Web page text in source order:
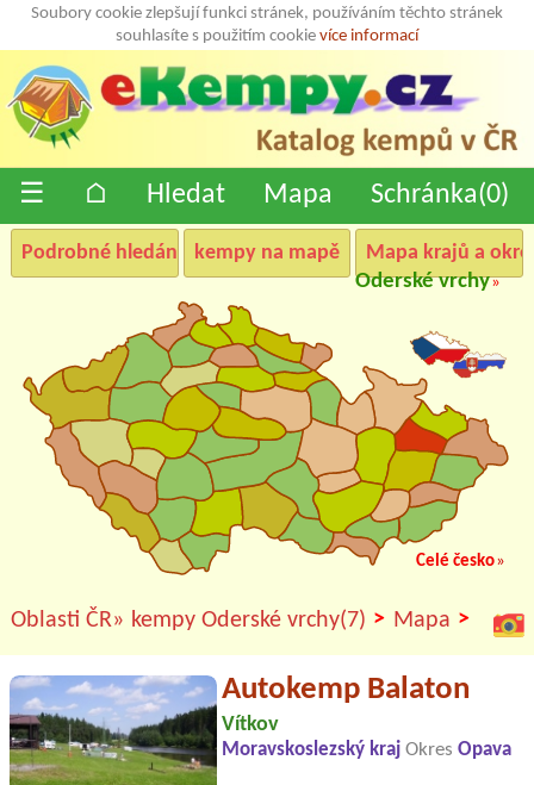
Soubory cookie zlepšují funkci stránek, používáním těchto stránek
souhlasíte s použitím cookie více informací
☰ ⌂ Hledat Mapa Schránka(0)
Podrobné hledání kempy na mapě
Mapa krajů a
Oderské vrchy»
Celé česko»
Oblasti ČR» kempy Oderské vrchy(7) > Mapa >
Autokemp Balaton
Vítkov
Moravskoslezský kraj Okres Opava